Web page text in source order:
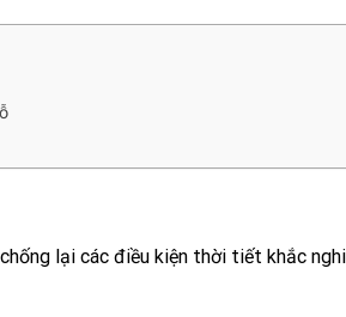
lại các điều kiện thời tiết khắc